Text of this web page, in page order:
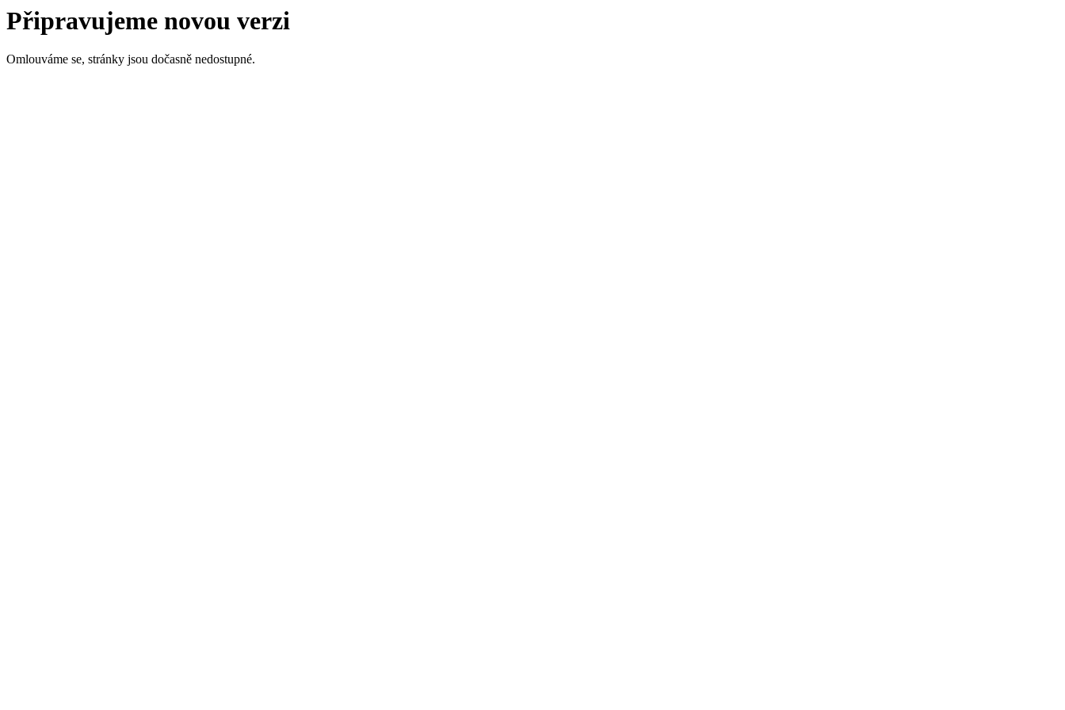
Připravujeme novou verzi
Omlouváme se, stránky jsou dočasně nedostupné.